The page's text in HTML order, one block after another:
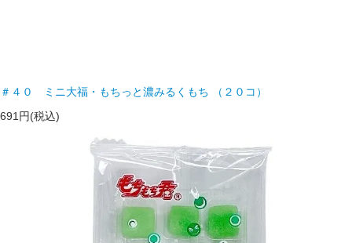
＃４０ ミニ大福・もちっと濃みるくもち （２０コ）
691円(税込)